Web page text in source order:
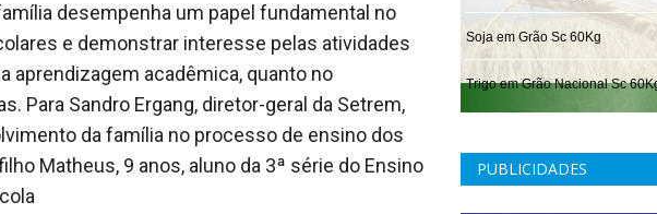
desempenha um papel fundamental no
e demonstrar interesse pelas atividades
aprendizagem acadêmica, quanto no
Para Sandro Ergang, diretor-geral da Setrem,
da família no processo de ensino dos
Matheus, 9 anos, aluno da 3ª série do Ensino
PUBLICIDADES